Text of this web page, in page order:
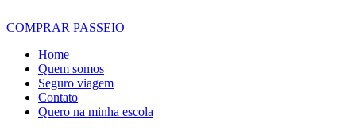
COMPRAR PASSEIO
Home
Quem somos
Seguro viagem
Contato
Quero na minha escola